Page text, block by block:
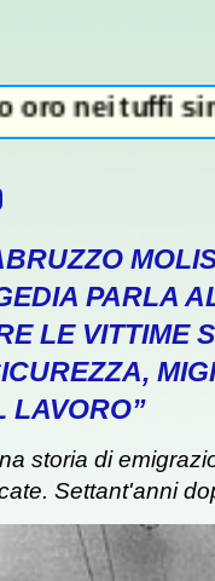
sincro
PARLA
LE VITTIME
LAVORO”
storia di
Settant'anni